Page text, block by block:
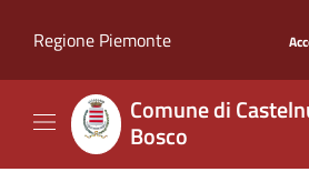
Regione Piemonte
Comune di
Bosco